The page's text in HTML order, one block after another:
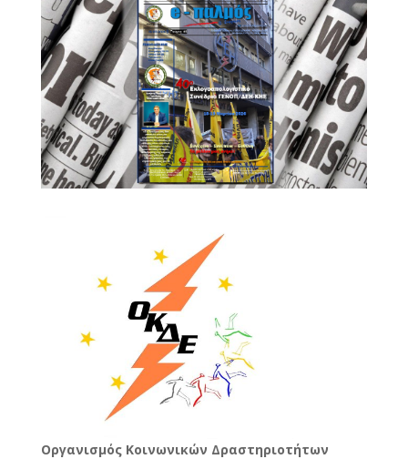
Oργανισμός Κοινωνικών Δραστηριοτήτων